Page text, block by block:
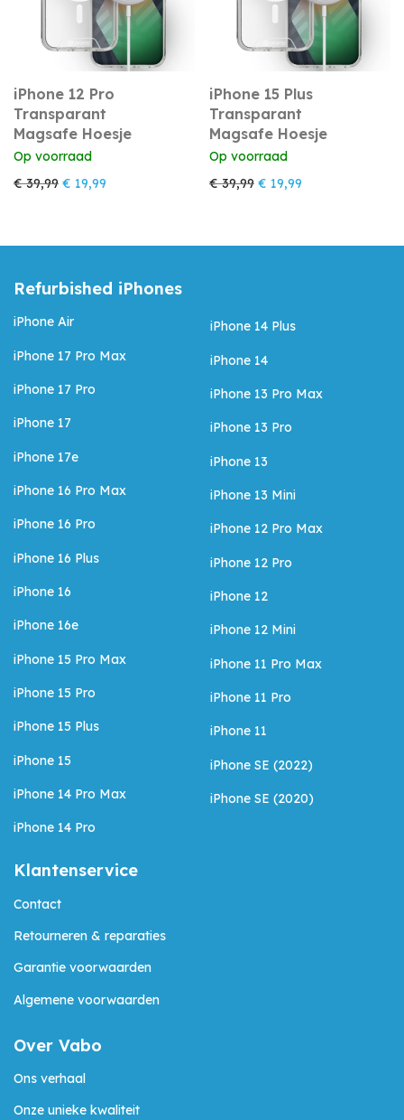
iPhone 12 Pro
Transparant
Magsafe Hoesje
Op voorraad
€39,99 Oorspronkelijke prijs was: € 39,99.
€ 19,99 Huidige prijs is: € 19,99.
iPhone 15 Plus
Transparant
Magsafe Hoesje
Op voorraad
€39,99 Oorspronkelijke prijs
€ 19,99
Refurbished iPhones
iPhone Air
iPhone 17 Pro Max
iPhone 17 Pro
iPhone 17
iPhone 17e
iPhone 16 Pro Max
iPhone 16 Pro
iPhone 16 Plus
iPhone 16
iPhone 16e
iPhone 15 Pro Max
iPhone 15 Pro
iPhone 15 Plus
iPhone 15
iPhone 14 Pro Max
iPhone 14 Pro
iPhone 14 Plus
iPhone 14
iPhone 13 Pro Max
iPhone 13 Pro
iPhone 13
iPhone 13 Mini
iPhone 12 Pro Max
iPhone 12 Pro
iPhone 12
iPhone 12 Mini
iPhone 11 Pro Max
iPhone 11 Pro
iPhone 11
iPhone SE (2022)
iPhone SE (2020)
Klantenservice
Contact
Retourneren & reparaties
Garantie voorwaarden
Algemene voorwaarden
Over Vabo
Ons verhaal
Onze unieke kwaliteit